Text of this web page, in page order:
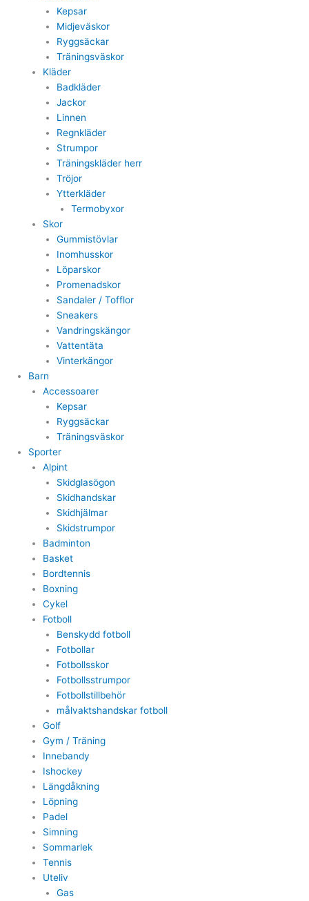
Kepsar
Midjeväskor
Ryggsäckar
Träningsväskor
Kläder
Badkläder
Jackor
Linnen
Regnkläder
Strumpor
Träningskläder herr
Tröjor
Ytterkläder
Termobyxor
Skor
Gummistövlar
Inomhusskor
Löparskor
Promenadskor
Sandaler / Tofflor
Sneakers
Vandringskängor
Vattentäta
Vinterkängor
Barn
Accessoarer
Kepsar
Ryggsäckar
Träningsväskor
Sporter
Alpint
Skidglasögon
Skidhandskar
Skidhjälmar
Skidstrumpor
Badminton
Basket
Bordtennis
Boxning
Cykel
Fotboll
Benskydd fotboll
Fotbollar
Fotbollsskor
Fotbollsstrumpor
Fotbollstillbehör
målvaktshandskar fotboll
Golf
Gym / Träning
Innebandy
Ishockey
Längdåkning
Löpning
Padel
Simning
Sommarlek
Tennis
Uteliv
Gas